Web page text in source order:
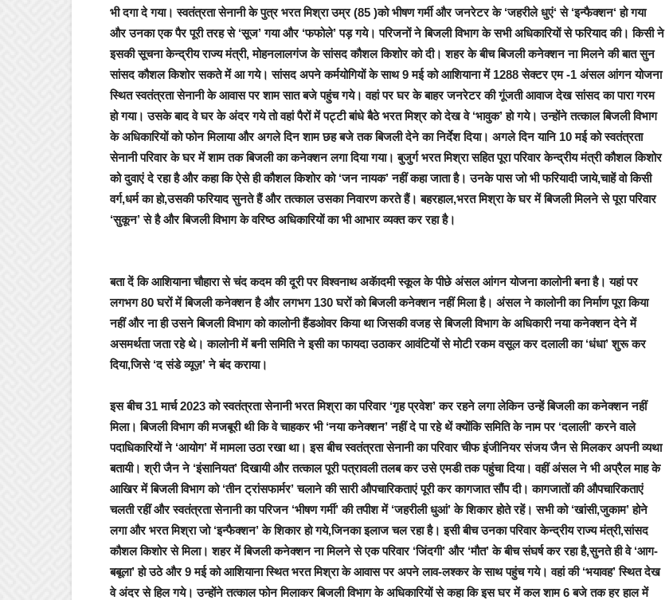
भी दगा दे गया। स्वतंत्रता सेनानी के पुत्र भरत मिश्रा उम्र (85 )को भीषण गर्मी और जनरेटर के ‘जहरीले धुएं‘ से‘इन्फैक्शन‘ हो गया
औरउनका एक पैर पूरी तरह से ‘सूज’ गया और ‘फफोले’ पड़ गये। परिजनों ने बिजली विभाग के सभी अधिकारियों से फरियाद की।किसी ने
इसकी सूचना केन्द्रीय राज्य मंत्री, मोहनलालगंज के सांसद कौशल किशोर को दी। शहर के बीच बिजली कनेक्शन ना मिलने की बात सुन
सांसद कौशल किशोर सकते में आ गये।सांसद अपने कर्मयोगियों के साथ 9 मई को आशियाना में 1288 सेक्टर एम -1 अंसल आंगन योजना
स्थित स्वतंत्रता सेनानी के आवास पर शाम सात बजे पहुंच गये। वहां परघर के बाहर जनरेटर की गूंजती आवाज देख सांसद का पारा गरम
हो गया। उसके बाद वे घर के अंदर गये तो वहां पैरों में पट्टी बांधे बैठे भरत मिश्र को देख वे ‘भावुक’ हो गये। उन्होंने तत्काल बिजली विभाग
के अधिकारियों को फोन मिलाया और अगले दिन शाम छह बजे तक बिजली देने का निर्देश दिया। अगले दिन यानि 10 मई को स्वतंत्रता
सेनानी परिवार के घर में शाम तक बिजली का कनेक्शन लगा दिया गया। बुजुर्ग भरत मिश्रा सहित पूरा परिवार केन्द्रीय मंत्री कौशल किशोर
को दुवाएं दे रहा है और कहा कि ऐसे ही कौशल किशोर को ‘जन नायक’ नहीं कहा जाता है। उनके पास जो भी फरियादी जाये,चाहें वो किसी
वर्ग,धर्म का हो,उसकी फरियाद सुनते हैं और तत्काल उसका निवारण करते हैं। बहरहाल,भरत मिश्रा के घर में बिजली मिलने से पूरा परिवार
‘सुकून’ से है और बिजली विभाग के वरिष्ठ अधिकारियों का भी आभार व्यक्त कर रहा है।
बता दें किआशियाना चौहारा से चंद कदम की दूरी पर विश्वनाथ अकॅादमी स्कूल के पीछे अंसल आंगन योजना कालोनी बना है। यहां पर
लगभग 80 घरों में बिजली कनेक्शन है और लगभग 130 घरों को बिजली कनेक्शन नहीं मिला है। अंसल ने कालोनी का निर्माण पूरा किया
नहीं और ना ही उसने बिजली विभाग को कालोनी हैंडओवर किया था जिसकी वजह से बिजली विभाग के अधिकारी नया कनेक्शन देने में
असमर्थता जता रहे थे। कालोनी में बनी समिति ने इसी का फायदा उठाकर आवंटियों से मोटी रकम वसूल कर दलाली का ‘धंधा’ शुरू कर
दिया,जिसे ‘द संडे व्यूज़’ ने बंद कराया।
इस बीच 31 मार्च 2023 को स्वतंत्रता सेनानी भरत मिश्रा का परिवार ‘गृह प्रवेश’ कर रहने लगा लेकिन उन्हें बिजली का कनेक्शन नहीं
मिला। बिजली विभाग की मजबूरी थी कि वे चाहकर भी ‘नया कनेक्शन’ नहीं दे पा रहे थें क्योंकि समिति के नाम पर ‘दलाली’ करने वाले
पदाधिकारियों ने ‘आयोग’ में मामला उठा रखा था। इस बीच स्वतंत्रता सेनानी का परिवार चीफ इंजीनियर संजय जैन से मिलकर अपनी व्यथा
बतायी। श्री जैन ने ‘इंसानियत’ दिखायी और तत्काल पूरी पत्रावली तलब कर उसे एमडी तक पहुंचा दिया। वहीं अंसल ने भी अप्रैल माह के
आखिर में बिजली विभाग को ‘तीन ट्रांसफार्मर’ चलाने की सारी औपचारिकताएं पूरी कर कागजात सौंप दी। कागजातों की औपचारिकताएं
चलती रहीं और स्वतंत्रता सेनानी का परिजन ‘भीषण गर्मी’ की तपीश में ‘जहरीली धुआं’ के शिकार होते रहें। सभी को ‘खांसी,जुकाम’ होने
लगा और भरत मिश्रा जो ‘इन्फैक्शन’ के शिकार हो गये,जिनका इलाज चल रहा है। इसी बीच उनका परिवार केन्द्रीय राज्य मंत्री,सांसद
कौशल किशोर से मिला। शहर में बिजली कनेक्शन ना मिलने से एक परिवार ‘जिंदगी’ और ‘मौत’ के बीच संघर्ष कर रहा है,सुनते ही वे ‘आग-
बबूला’ हो उठे और 9 मई को आशियाना स्थित भरत मिश्रा के आवास पर अपने लाव-लश्कर के साथ पहुंच गये। वहां की ‘भयावह’ स्थित देख
वे अंदर से हिल गये। उन्होंने तत्काल फोन मिलाकर बिजली विभाग के अधिकारियों से कहा कि इस घर में कल शाम 6 बजे तक हर हाल में